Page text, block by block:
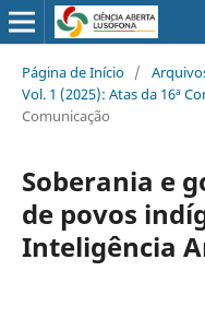
Página de Início /
Vol. 1 (2025): Atas da 16ª
Comunicação
Soberania e
de povos
Inteligência